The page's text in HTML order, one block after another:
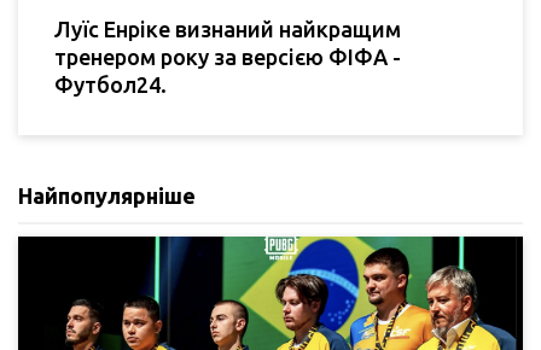
Луїс Енріке визнаний найкращим
тренером року за версією ФІФА -
Футбол24.
Найпопулярніше